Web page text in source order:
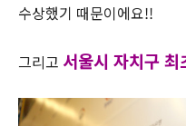
수상했기 때문이에요!!
그리고 서울시 자치구 최